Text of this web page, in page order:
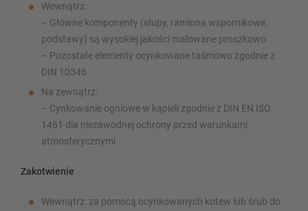
Wewnątrz:
– Główne komponenty (słupy, ramiona wspornikowe,
podstawy) są wysokiej jakości malowane proszkowo
– Pozostałe elementy ocynkowane taśmowo zgodnie z
DIN 10346
Na zewnątrz:
– Cynkowanie ogniowe w kąpieli zgodnie z DIN EN ISO
1461 dla niezawodnej ochrony przed warunkami
atmosferycznymi
Zakotwienie
Wewnątrz: za pomocą ocynkowanych kotew lub śrub do